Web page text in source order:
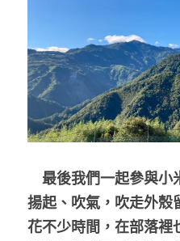
最後我們一起參與小
揚起、吹氣，吹走外殼
花不少時間，在部落裡